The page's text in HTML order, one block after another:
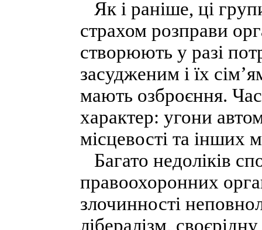
Як і раніше, ці
страхом розправи
створюють у разі
засудженим і їх
мають озброєння.
характер: угони
місцевості та інших
Багато недоліків
правоохоронних
злочинності
лібералізм,